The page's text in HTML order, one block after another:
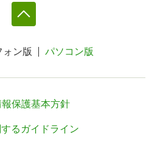
ォン版 パソコン版
保護基本方針
るガイドライン